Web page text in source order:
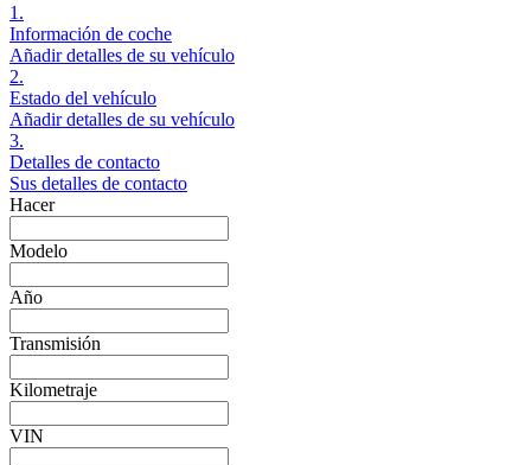
1.
Información de coche
Añadir detalles de su vehículo
2.
Estado del vehículo
Añadir detalles de su vehículo
3.
Detalles de contacto
Sus detalles de contacto
Hacer
Modelo
Año
Transmisión
Kilometraje
VIN